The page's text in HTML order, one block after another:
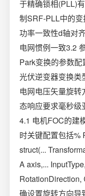
于精确锁相(PLL)
制SRF-PLL中的
功率一致性d轴对
电网惯例一致3.2
Park变换的参数
光伏逆变器变换类
电网电压矢量旋
态响应要求毫秒
4.1 电机FOC的建
时关键配置包括%
struct(...
A axis,...
RotationDirection,
确设置旋转方向导